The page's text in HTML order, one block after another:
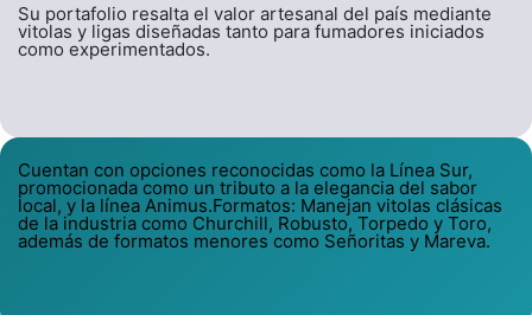
Su portafolio resalta el valor artesanal del país mediante
vitolas y ligas diseñadas tanto para fumadores iniciados
como experimentados.
Cuentan con opciones reconocidas como la Línea Sur,
promocionada como un tributo a la elegancia del sabor
local, y la línea Animus.Formatos: Manejan vitolas clásicas
de la industria como Churchill, Robusto, Torpedo y Toro,
además de formatos menores como Señoritas y Mareva.